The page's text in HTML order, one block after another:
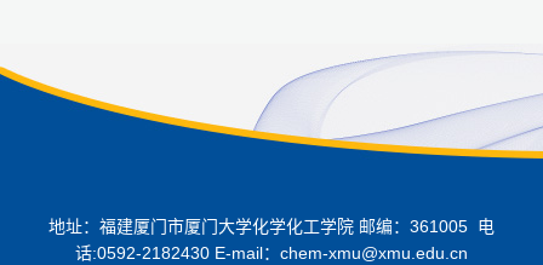
地址：福建厦门市厦门大学化学化工学院 邮编：361005 电
话:0592-2182430 E-mail：chem-xmu@xmu.edu.cn